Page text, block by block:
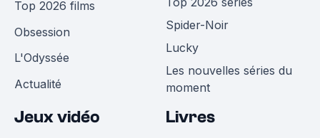
Top 2026 films
Obsession
L'Odyssée
Actualité
Spider-Noir
Lucky
Les nouvelles séries du
moment
Jeux vidéo Livres